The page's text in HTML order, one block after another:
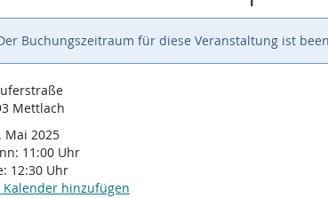
Buchungszeitraum für diese Veranstaltung ist
Mettlach
Mai 2025
11:00 Uhr
12:30 Uhr
Kalender hinzufügen